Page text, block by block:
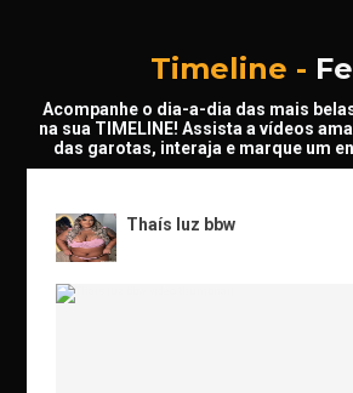
Timeline -
Acompanhe o dia-a-dia das mais
na sua TIMELINE! Assista a vídeos
das garotas, interaja e marque um
Thaís luz bbw